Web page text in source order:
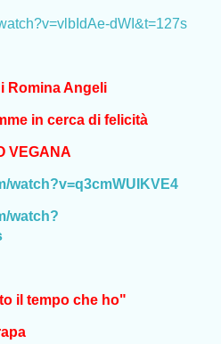
dWI&t=127s
Romina Angeli
in cerca di felicità
VEGANA
watch?v=q3cmWUIKVE4
watch?
il tempo che ho"